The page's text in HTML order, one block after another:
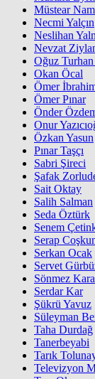
Müstear
Necmi Yalçın
Neslihan
Nevzat
Oğuz
Okan Öcal
Ömer
Ömer Pınar
Önder
Onur
Özkan Yasun
Pınar Taşçı
Sabri Şireci
Şafak
Sait Oktay
Salih Salman
Seda Öztürk
Senem
Serap
Serkan Ocak
Servet
Sönmez
Serdar Kar
Şükrü Yavuz
Süleyman
Taha Durdağ
Tanerbeyabi
Tarık
Televizyon